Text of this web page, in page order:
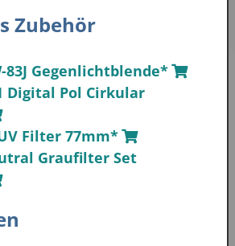
Zubehör
83J Gegenlichtblende*
Digital Pol Cirkular
Filter 77mm*
Graufilter Set